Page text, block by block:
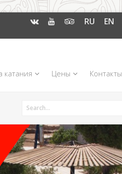
RU EN
катания Цены Контакты